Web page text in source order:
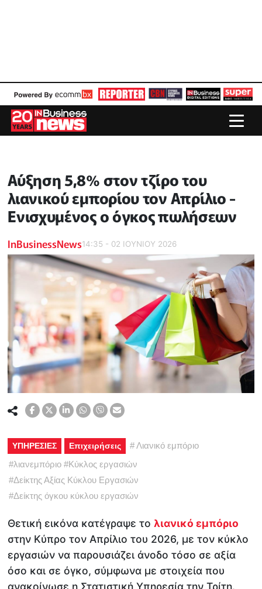
Αύξηση 5,8% στον τζίρο του
λιανικού εμπορίου τον Απρίλιο -
Ενισχυμένος ο όγκος πωλήσεων
InBusinessNews14:35 - 02 ΙΟΥΝΙΟΥ 2026
ΥΠΗΡΕΣΙΕΣ Επιχειρήσεις #Λιανικό εμπόριο
#λιανεμπόριο #Κύκλος εργασιών
#Δείκτης Αξίας Κύκλου Εργασιών
#Δείκτης όγκου κύκλου εργασιών
Θετική εικόνα κατέγραψε το λιανικό εμπόριο
στην Κύπρο τον Απρίλιο του 2026, με τον κύκλο
εργασιών να παρουσιάζει άνοδο τόσο σε αξία
όσο και σε όγκο, σύμφωνα με στοιχεία που
ανακοίνωσε η Στατιστική Υπηρεσία την Τρίτη.